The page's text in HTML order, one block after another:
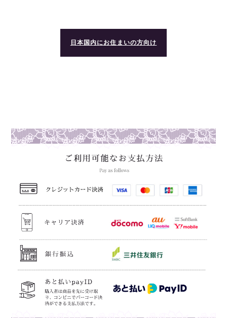
日本国内にお住まいの方向け